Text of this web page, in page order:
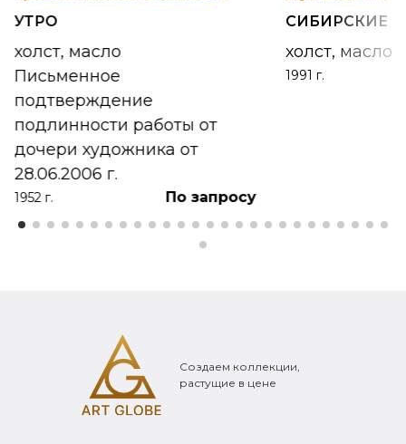
УТРО
холст, масло
Письменное
подтверждение
подлинности работы от
дочери художника от
28.06.2006 г.
1952 г. По запросу
СИБИРСКИЕ
холст, масло
1991 г.
Создаем коллекции,
растущие в цене